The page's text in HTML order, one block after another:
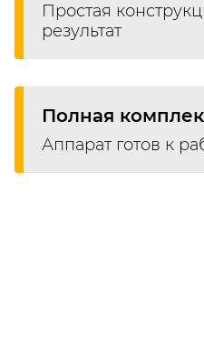
Простая
результат
Полная
Аппарат готов к